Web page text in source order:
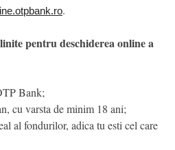
.
pentru deschiderea online a
Bank;
cu varsta de minim 18 ani;
al fondurilor, adica tu esti cel care